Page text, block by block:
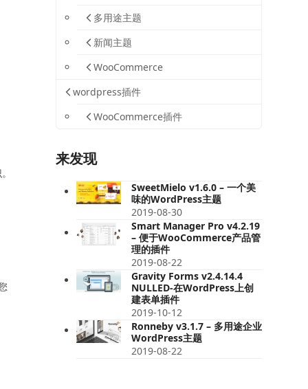
多用途主题
新闻主题
WooCommerce
wordpress插件
WooCommerce插件
来发现
SweetMielo v1.6.0 – 一个美
味的WordPress主题
2019-08-30
Smart Manager Pro v4.2.19
– 便于WooCommerce产品管
理的插件
2019-08-22
Gravity Forms v2.4.14.4
NULLED-在WordPress上创
建表单插件
2019-10-12
Ronneby v3.1.7 – 多用途企业
WordPress主题
2019-08-22